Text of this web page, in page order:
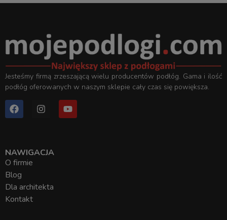
Jesteśmy firmą zrzeszającą wielu producentów podłóg. Gama i ilość
podłóg oferowanych w naszym sklepie cały czas się powiększa.
NAWIGACJA
O firmie
Blog
Dla architekta
Kontakt